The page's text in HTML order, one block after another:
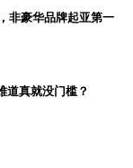
非豪华品牌起亚第一
道真就没门槛？